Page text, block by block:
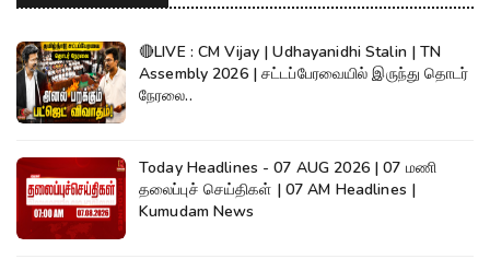
🔴LIVE : CM Vijay | Udhayanidhi Stalin | TN
Assembly 2026 | சட்டப்பேரவையில் இருந்து தொடர்
நேரலை..
Today Headlines - 07 AUG 2026 | 07 மணி
தலைப்புச் செய்திகள் | 07 AM Headlines |
Kumudam News